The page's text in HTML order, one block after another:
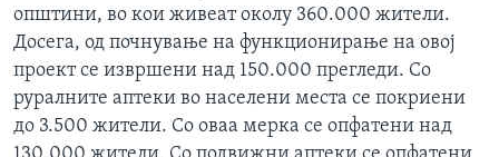
општини, во кои живеат околу 360.000 жители.
Досега, од почнување на функционирање на овој
проект се извршени над 150.000 прегледи. Со
руралните аптеки во населени места се покриени
до 3.500 жители. Со оваа мерка се опфатени над